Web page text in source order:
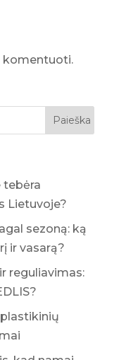
komentuoti.
tebėra
Lietuvoje?
sezoną: ką
ir vasarą?
reguliavimas: